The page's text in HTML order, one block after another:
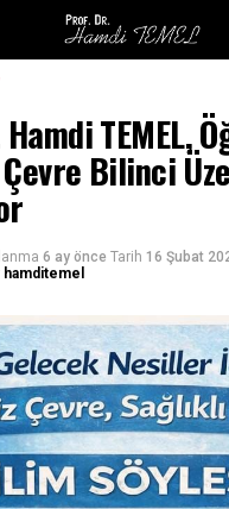
TEMEL,
Bilinci
6 ay önce Tarih 16 Şubat
hamditemel